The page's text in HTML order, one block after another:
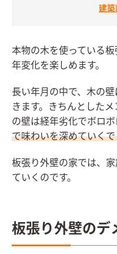
建築
本物の木を使っている
年変化を楽しめます。
長い年月の中で、木の
きます。きちんとした
の壁は経年劣化でボロボ
で味わいを深めていくで
板張り外壁の家では、
ていくのです。
板張り外壁のデ